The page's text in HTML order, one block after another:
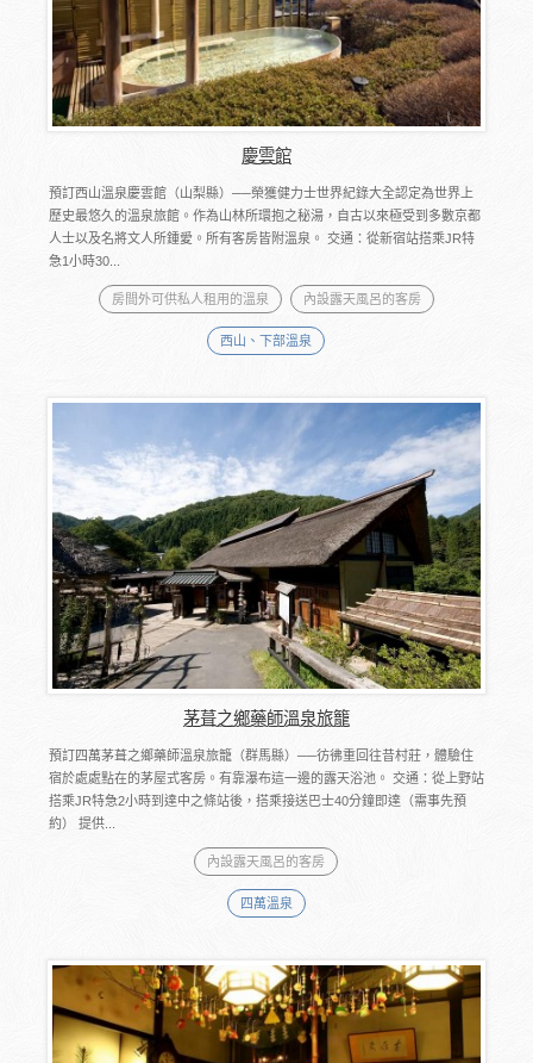
慶雲館
預訂西山溫泉慶雲館（山梨縣）──榮獲健力士世界紀錄大全認定為世界上
歷史最悠久的溫泉旅館。作為山林所環抱之秘湯，自古以來極受到多數京都
人士以及名將文人所鍾愛。所有客房皆附溫泉。 交通：從新宿站搭乘JR特
急1小時30...
房間外可供私人租用的溫泉 內設露天風呂的客房
西山、下部溫泉
茅葺之鄉藥師溫泉旅籠
預訂四萬茅葺之鄉藥師溫泉旅籠（群馬縣）──彷彿重回往昔村莊，體驗住
宿於處處點在的茅屋式客房。有靠瀑布這一邊的露天浴池。 交通：從上野站
搭乘JR特急2小時到達中之條站後，搭乘接送巴士40分鐘即達（需事先預
約） 提供...
內設露天風呂的客房
四萬溫泉